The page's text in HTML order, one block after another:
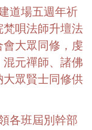
道場五週年祈
唄法師升壇法
大眾同修，虔
元禪師、諸佛
眾賢士同修供
各班屆別幹部